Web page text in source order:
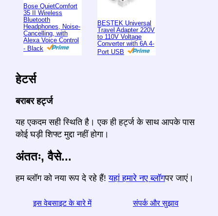
Bose QuietComfort
35 II Wireless
Bluetooth
Headphones, Noise-
Cancelling, with
Alexa Voice Control
- Black
BESTEK Universal
Travel Adapter 220V
to 110V Voltage
Converter with 6A 4-
Port USB
हेटर्स
बराबर हर्ट्ज
यह एकदम सही स्थिति है। एक ही हर्ट्ज के साथ आपके पास
कोई घड़ी शिफ्ट मुद्दा नहीं होगा।
अंततः, वैसे...
हम ब्लॉग को नया रूप दे रहे हैं!यहां हमारे नए ब्लॉगपर जाएं।
इस वेबसाइट के बारे में संपर्क और सुझाव